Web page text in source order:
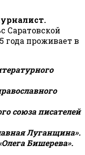
Саратовской
года проживает в
союза писателей
Луганщина».
Бишерева».